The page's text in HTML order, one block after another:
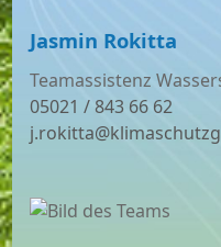
Jasmin Rokitta
Teamassistenz
05021 / 843 66 62